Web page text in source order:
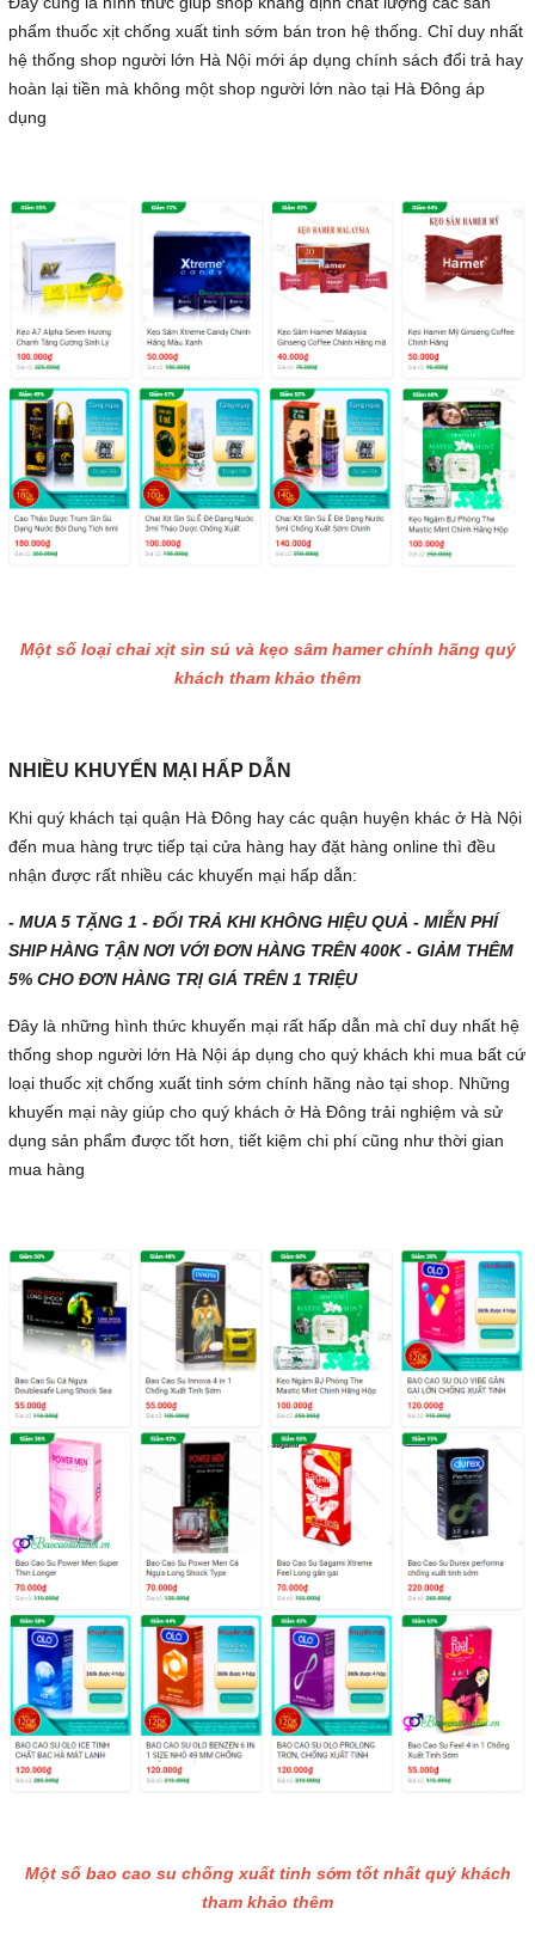
phẩm thuốc xịt chống xuất tinh sớm bán tron hệ thống. Chỉ duy nhất
hệ thống shop người lớn Hà Nội mới áp dụng chính sách đổi trả hay
hoàn lại tiền mà không một shop người lớn nào tại Hà Đông áp
dụng
Một số loại chai xịt sìn sú và kẹo sâm hamer chính hãng quý
khách tham khảo thêm
NHIỀU KHUYẾN MẠI HẤP DẪN
Khi quý khách tại quận Hà Đông hay các quận huyện khác ở Hà Nội
đến mua hàng trực tiếp tại cửa hàng hay đặt hàng online thì đều
nhận được rất nhiều các khuyến mại hấp dẫn:
- MUA 5 TẶNG 1 - ĐỔI TRẢ KHI KHÔNG HIỆU QUẢ - MIỄN PHÍ
SHIP HÀNG TẬN NƠI VỚI ĐƠN HÀNG TRÊN 400K - GIẢM THÊM
5% CHO ĐƠN HÀNG TRỊ GIÁ TRÊN 1 TRIỆU
Đây là những hình thức khuyến mại rất hấp dẫn mà chỉ duy nhất hệ
thống shop người lớn Hà Nội áp dụng cho quý khách khi mua bất cứ
loại thuốc xịt chống xuất tinh sớm chính hãng nào tại shop. Những
khuyến mại này giúp cho quý khách ở Hà Đông trải nghiệm và sử
dụng sản phẩm được tốt hơn, tiết kiệm chi phí cũng như thời gian
mua hàng
Một số bao cao su chống xuất tinh sớm tốt nhất quý khách
tham khảo thêm